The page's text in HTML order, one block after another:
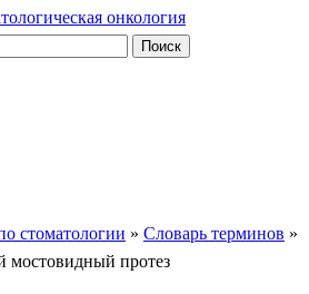
онкология
стоматологии » Словарь терминов »
мостовидный протез